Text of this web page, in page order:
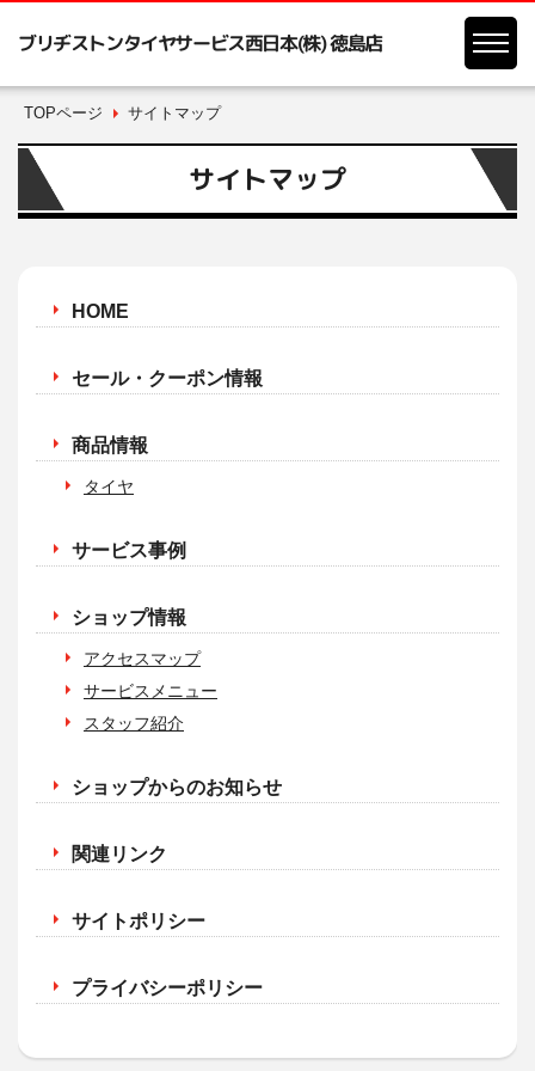
ブリヂストンタイヤサービス西日本(株) 徳島店
TOPページ サイトマップ
サイトマップ
HOME
セール・クーポン情報
商品情報
タイヤ
サービス事例
ショップ情報
アクセスマップ
サービスメニュー
スタッフ紹介
ショップからのお知らせ
関連リンク
サイトポリシー
プライバシーポリシー